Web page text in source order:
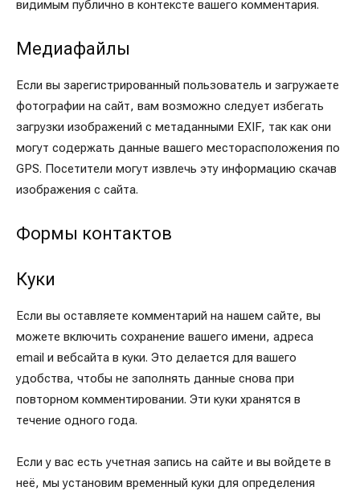
видимым публично в контексте вашего комментария.
Медиафайлы
Если вы зарегистрированный пользователь и загружаете
фотографии на сайт, вам возможно следует избегать
загрузки изображений с метаданными EXIF, так как они
могут содержать данные вашего месторасположения по
GPS. Посетители могут извлечь эту информацию скачав
изображения с сайта.
Формы контактов
Куки
Если вы оставляете комментарий на нашем сайте, вы
можете включить сохранение вашего имени, адреса
email и вебсайта в куки. Это делается для вашего
удобства, чтобы не заполнять данные снова при
повторном комментировании. Эти куки хранятся в
течение одного года.
Если у вас есть учетная запись на сайте и вы войдете в
неё, мы установим временный куки для определения